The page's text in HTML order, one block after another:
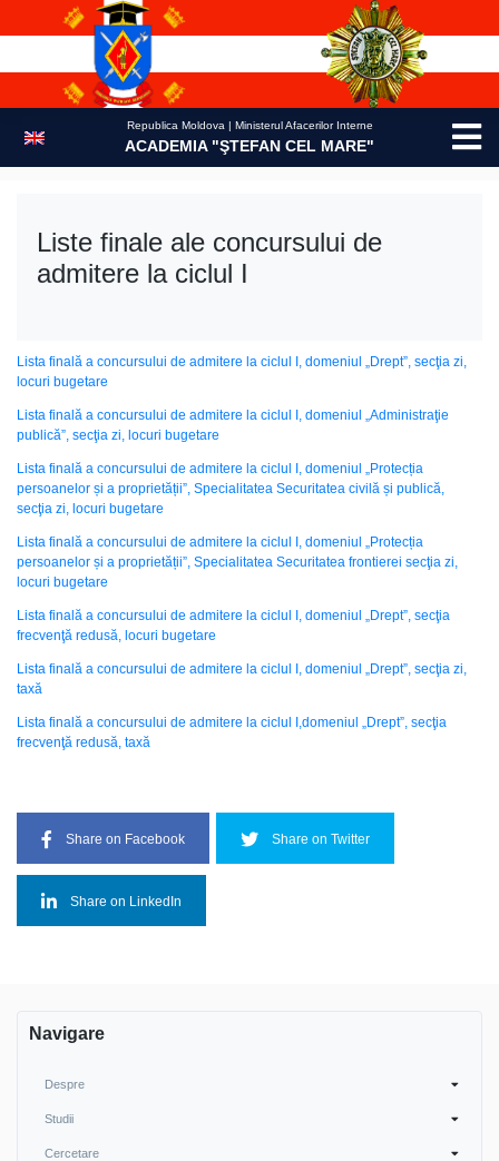
Republica Moldova | Ministerul Afacerilor Interne
ACADEMIA "ŞTEFAN CEL MARE"
Liste finale ale concursului de
admitere la ciclul I
Lista finală a concursului de admitere la ciclul I, domeniul „Drept”, secţia zi,
locuri bugetare
Lista finală a concursului de admitere la ciclul I, domeniul „Administraţie
publică”, secţia zi, locuri bugetare
Lista finală a concursului de admitere la ciclul I, domeniul „Protecția
persoanelor și a proprietății”, Specialitatea Securitatea civilă și publică,
secţia zi, locuri bugetare
Lista finală a concursului de admitere la ciclul I, domeniul „Protecția
persoanelor și a proprietății”, Specialitatea Securitatea frontierei secţia zi,
locuri bugetare
Lista finală a concursului de admitere la ciclul I, domeniul „Drept”, secţia
frecvenţă redusă, locuri bugetare
Lista finală a concursului de admitere la ciclul I, domeniul „Drept”, secţia zi,
taxă
Lista finală a concursului de admitere la ciclul I,domeniul „Drept”, secţia
frecvenţă redusă, taxă
Share on Facebook Share on Twitter
Share on LinkedIn
Navigare
Despre
Studii
Cercetare